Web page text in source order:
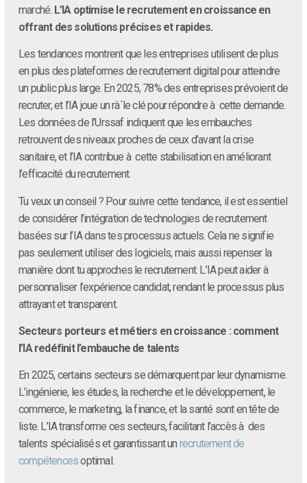
marché. L’IA optimise le recrutement en croissance en
offrant des solutions précises et rapides.
Les tendances montrent que les entreprises utilisent de plus
en plus des plateformes de recrutement digital pour atteindre
un public plus large. En 2025, 78% des entreprises prévoient de
recruter, et l’IA joue un rà´le clé pour répondre à cette demande.
Les données de l’Urssaf indiquent que les embauches
retrouvent des niveaux proches de ceux d’avant la crise
sanitaire, et l’IA contribue à cette stabilisation en améliorant
l’efficacité du recrutement.
Tu veux un conseil ? Pour suivre cette tendance, il est essentiel
de considérer l’intégration de technologies de recrutement
basées sur l’IA dans tes processus actuels. Cela ne signifie
pas seulement utiliser des logiciels, mais aussi repenser la
manière dont tu approches le recrutement. L’IA peut aider à
personnaliser l’expérience candidat, rendant le processus plus
attrayant et transparent.
Secteurs porteurs et métiers en croissance : comment
l’IA redéfinit l’embauche de talents
En 2025, certains secteurs se démarquent par leur dynamisme.
L’ingénierie, les études, la recherche et le développement, le
commerce, le marketing, la finance, et la santé sont en tête de
liste. L’IA transforme ces secteurs, facilitant l’accès à des
talents spécialisés et garantissant un recrutement de
compétencesoptimal.